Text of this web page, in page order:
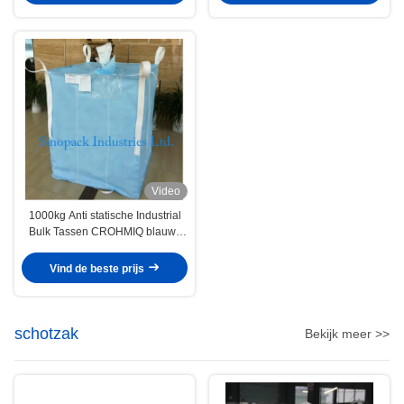
Video
1000kg Anti statische Industrial
Bulk Tassen CROHMIQ blauw /
Vind de beste prijs
schotzak Bekijk meer >>